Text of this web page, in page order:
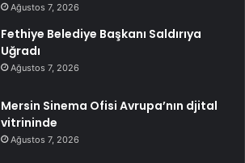
Ağustos 7, 2026
Fethiye Belediye Başkanı Saldırıya
Uğradı
Ağustos 7, 2026
Mersin Sinema Ofisi Avrupa’nın djital
vitrininde
Ağustos 7, 2026